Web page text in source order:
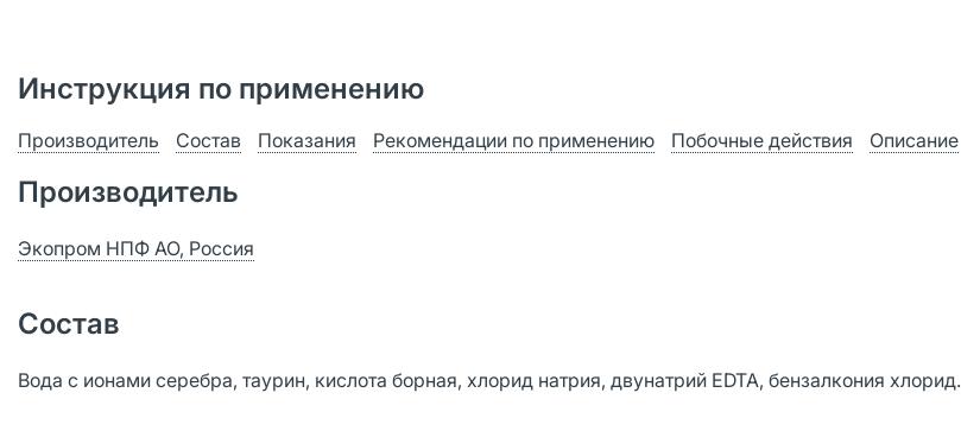
Инструкция по применению
Производитель Состав Показания Рекомендации по применению Побочные действия Описание
Производитель
Экопром НПФ АО, Россия
Состав
Вода с ионами серебра, таурин, кислота борная, хлорид натрия, двунатрий EDTA, бензалкония хлорид.